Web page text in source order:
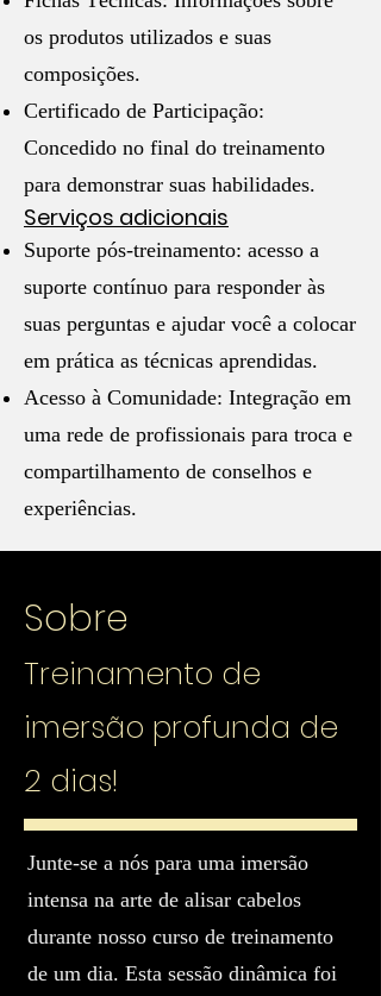
os produtos utilizados e suas
composições.
Certificado de Participação:
Concedido no final do treinamento
para demonstrar suas habilidades.
Serviços adicionais
Suporte pós-treinamento: acesso a
suporte contínuo para responder às
suas perguntas e ajudar você a colocar
em prática as técnicas aprendidas.
Acesso à Comunidade: Integração em
uma rede de profissionais para troca e
compartilhamento de conselhos e
experiências.
Sobre
Treinamento de
imersão profunda de
2 dias!
Junte-se a nós para uma imersão
intensa na arte de alisar cabelos
durante nosso curso de treinamento
de um dia. Esta sessão dinâmica foi